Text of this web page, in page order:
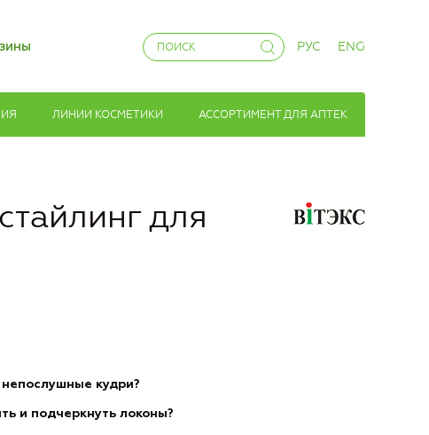
РУС ENG
ЛИНИИ КОСМЕТИКИ АССОРТИМЕНТ ДЛЯ АПТЕК
для
непослушные кудри?
и подчеркнуть локоны?